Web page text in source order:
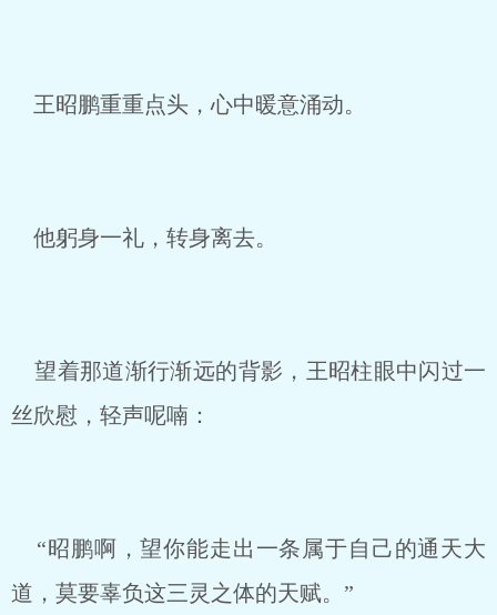
王昭鹏重重点头，心中暖意涌动。
他躬身一礼，转身离去。
望着那道渐行渐远的背影，王昭柱眼中闪过一
丝欣慰，轻声呢喃：
“昭鹏啊，望你能走出一条属于自己的通天大
道，莫要辜负这三灵之体的天赋。”